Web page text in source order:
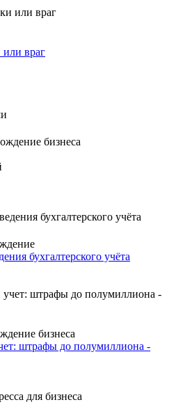
враг
бизнеса
бухгалтерского учёта
бизнеса
штрафы до полумиллиона -